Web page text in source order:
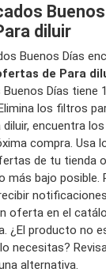
diluir
Buenos Días
de Para
Días tiene
los filtros
encuentra
compra. Usa
de tu tienda
más bajo posible.
oferta en el
¿El producto no
necesitas?
alternativa.